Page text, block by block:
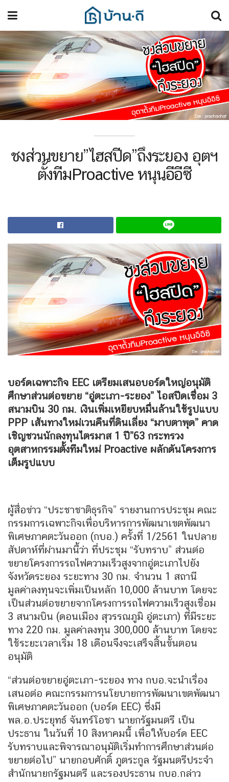
ชงส่วนขยาย”ไฮสปีด”ถึงระยอง อุตฯ
ตั้งทีมProactive หนุนอีอีซี
บอร์ดเฉพาะกิจ EEC เตรียมเสนอบอร์ดใหญ่อนุมัติ
ศึกษาส่วนต่อขยาย “อู่ตะเภา-ระยอง” ไอสปีดเชื่อม 3
สนามบิน 30 กม. เงินเพิ่มเหยียบหมื่นล้านใช้รูปแบบ
PPP เส้นทางใหม่เวนคืนที่ดินเลี่ยง “มาบตาพุด” คาด
เชิญชวนนักลงทุนไตรมาส 1 ปี”63 กระทรวง
อุตสาหกรรมตั้งทีมใหม่ Proactive ผลักดันโครงการ
เต็มรูปแบบ
ผู้สื่อข่าว “ประชาชาติธุรกิจ” รายงานการประชุม คณะ
กรรมการเฉพาะกิจเพื่อบริหารการพัฒนาเขตพัฒนา
พิเศษภาคตะวันออก (กบอ.) ครั้งที่ 1/2561 ในปลาย
สัปดาห์ที่ผ่านมานี้ว่า ที่ประชุม “รับทราบ” ส่วนต่อ
ขยายโครงการรถไฟความเร็วสูงจากอู่ตะเภาไปยัง
จังหวัดระยอง ระยะทาง 30 กม. จำนวน 1 สถานี
มูลค่าลงทุนจะเพิ่มเป็นหลัก 10,000 ล้านบาท โดยจะ
เป็นส่วนต่อขยายจากโครงการรถไฟความเร็วสูงเชื่อม
3 สนามบิน (ดอนเมือง สุวรรณภูมิ อู่ตะเภา) ที่มีระยะ
ทาง 220 กม. มูลค่าลงทุน 300,000 ล้านบาท โดยจะ
ใช้ระยะเวลาเริ่ม 18 เดือนจึงจะเสร็จสิ้นขั้นตอน
อนุมัติ
“ส่วนต่อขยายอู่ตะเภา-ระยอง ทาง กบอ.จะนำเรื่อง
เสนอต่อ คณะกรรมการนโยบายการพัฒนาเขตพัฒนา
พิเศษภาคตะวันออก (บอร์ด EEC) ซึ่งมี
พล.อ.ประยุทธ์ จันทร์โอชา นายกรัฐมนตรี เป็น
ประธาน ในวันที่ 10 สิงหาคมนี้ เพื่อให้บอร์ด EEC
รับทราบและพิจารณาอนุมัติเริ่มทำการศึกษาส่วนต่อ
ขยายต่อไป” นายกอบศักดิ์ ภูตระกูล รัฐมนตรีประจำ
สำนักนายกรัฐมนตรี และรองประธาน กบอ.กล่าว